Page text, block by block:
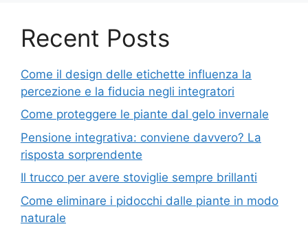
Recent Posts
Come il design delle etichette influenza la
percezione e la fiducia negli integratori
Come proteggere le piante dal gelo invernale
Pensione integrativa: conviene davvero? La
risposta sorprendente
Il trucco per avere stoviglie sempre brillanti
Come eliminare i pidocchi dalle piante in modo
naturale